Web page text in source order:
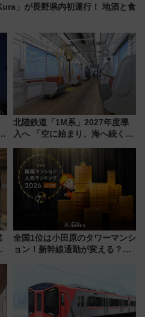
」が長野県内初運行！ 地酒と食
北陸鉄道「1M系」2027年度導
入へ 「空に始まり、海へ続く」
神秘的なデザイン
全国1位は小田原のタワーマンシ
ョン！新幹線通勤が変える？